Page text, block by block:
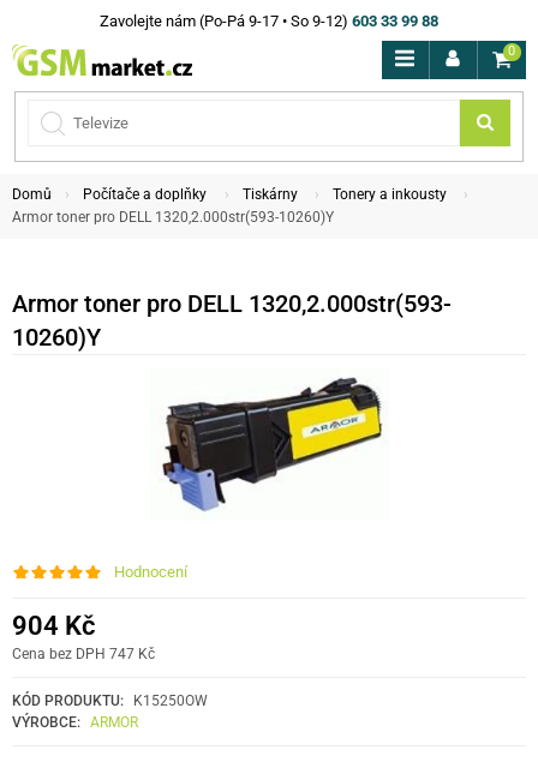
Zavolejte nám (Po-Pá 9-17 • So 9-12) 603 33 99 88
0
Domů Počítače a doplňky Tiskárny
Tonery a inkousty
Armor toner pro DELL 1320,2.000str(593-10260)Y
Armor toner pro DELL 1320,2.000str(593-
10260)Y
Hodnocení
904 Kč
Cena bez DPH 747 Kč
KÓD PRODUKTU:
K15250OW
VÝROBCE: ARMOR